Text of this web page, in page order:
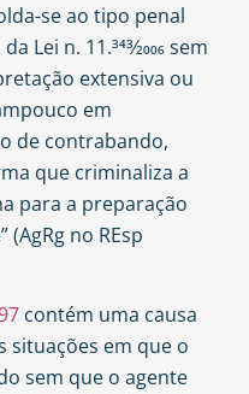
se ao tipo penal
Lei n. 11.343⁄2006 sem
extensiva ou
em
de contrabando,
que criminaliza a
para a preparação
no REsp
contém uma causa
situações em que o
sem que o agente